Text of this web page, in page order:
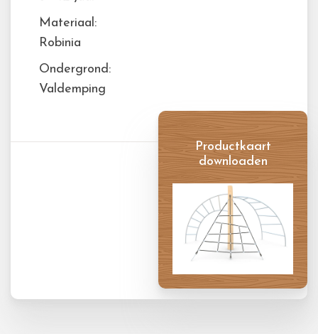
Materiaal:
Robinia
Ondergrond:
Valdemping
Productkaart
downloaden